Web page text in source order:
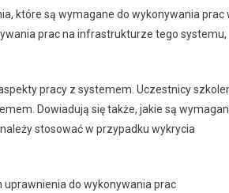
które są wymagane do wykonywania prac
prac na infrastrukturze tego systemu,
pracy z systemem. Uczestnicy
Dowiadują się także, jakie są
stosować w przypadku wykrycia
do wykonywania prac